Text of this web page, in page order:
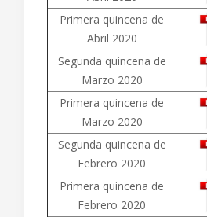
Primera quincena de
Abril 2020
Segunda quincena de
Marzo 2020
Primera quincena de
Marzo 2020
Segunda quincena de
Febrero 2020
Primera quincena de
Febrero 2020